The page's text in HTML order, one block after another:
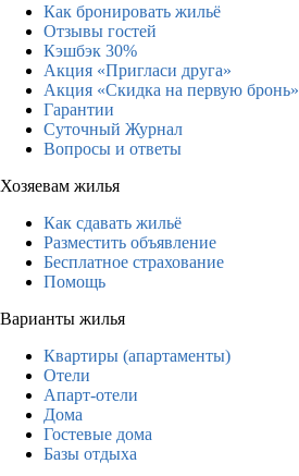
Как бронировать жильё
Отзывы гостей
Кэшбэк 30%
Акция «Пригласи друга»
Акция «Скидка на первую бронь»
Гарантии
Суточный Журнал
Вопросы и ответы
Хозяевам жилья
Как сдавать жильё
Разместить объявление
Бесплатное страхование
Помощь
Варианты жилья
Квартиры (апартаменты)
Отели
Апарт-отели
Дома
Гостевые дома
Базы отдыха